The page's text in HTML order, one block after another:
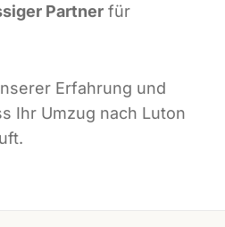
Partner für
Erfahrung und
Ihr Umzug nach Luton